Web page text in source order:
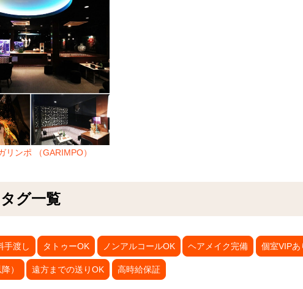
リンポ （GARIMPO）
タグ一覧
手渡し タトゥーOK ノンアルコールOK ヘアメイク完備 個室VIPあ
） 遠方までの送りOK 高時給保証